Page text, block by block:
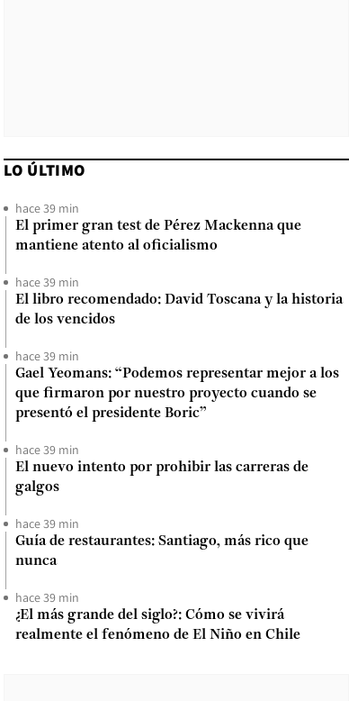
LO ÚLTIMO
hace 39 min
El primer gran test de Pérez Mackenna que
mantiene atento al oficialismo
hace 39 min
El libro recomendado: David Toscana y la historia
de los vencidos
hace 39 min
Gael Yeomans: “Podemos representar mejor a los
que firmaron por nuestro proyecto cuando se
presentó el presidente Boric”
hace 39 min
El nuevo intento por prohibir las carreras de
galgos
hace 39 min
Guía de restaurantes: Santiago, más rico que
nunca
hace 39 min
¿El más grande del siglo?: Cómo se vivirá
realmente el fenómeno de El Niño en Chile